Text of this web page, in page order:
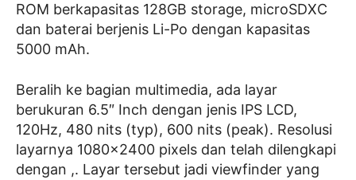
ROM berkapasitas 128GB storage, microSDXC
dan baterai berjenis Li-Po dengan kapasitas
5000 mAh.
Beralih ke bagian multimedia, ada layar
berukuran 6.5″ Inch dengan jenis IPS LCD,
120Hz, 480 nits (typ), 600 nits (peak). Resolusi
layarnya 1080×2400 pixels dan telah dilengkapi
dengan ,. Layar tersebut jadi viewfinder yang